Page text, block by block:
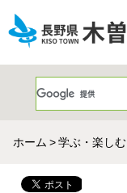
ホーム 学ぶ・楽しむ